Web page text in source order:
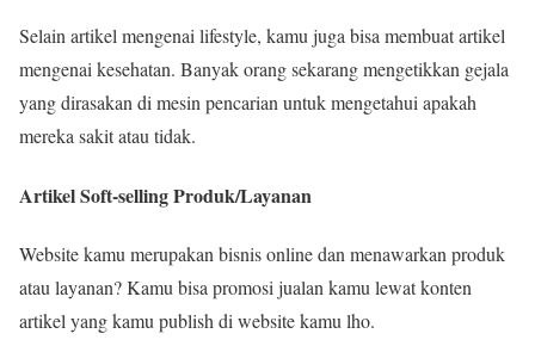
Selain artikel mengenai lifestyle, kamu juga bisa membuat artikel
mengenai kesehatan. Banyak orang sekarang mengetikkan gejala
yang dirasakan di mesin pencarian untuk mengetahui apakah
mereka sakit atau tidak.
Artikel Soft-selling Produk/Layanan
Website kamu merupakan bisnis online dan menawarkan produk
atau layanan? Kamu bisa promosi jualan kamu lewat konten
artikel yang kamu publish di website kamu lho.